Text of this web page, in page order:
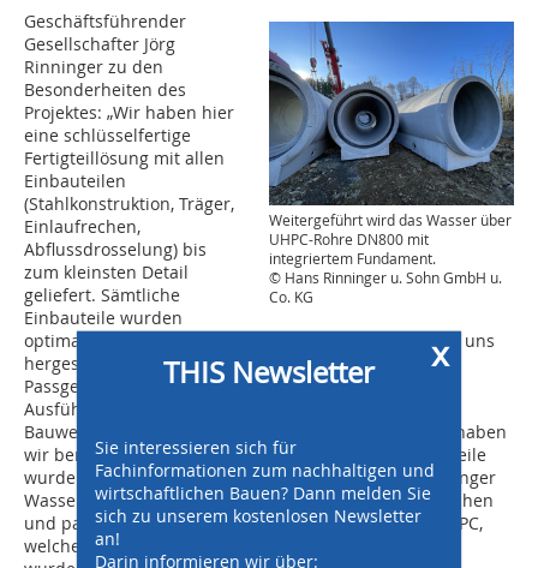
Weitergeführt wird das Wasser über
UHPC-Rohre DN800 mit
integriertem Fundament.
© Hans Rinninger u. Sohn GmbH u.
Co. KG
Geschäftsführender
Gesellschafter Jörg
Rinninger zu den
Besonderheiten des
Projektes: „Wir haben hier
eine schlüsselfertige
Fertigteillösung mit allen
Einbauteilen
(Stahlkonstruktion, Träger,
Einlaufrechen,
Abflussdrosselung) bis
zum kleinsten Detail
geliefert. Sämtliche
Einbauteile wurden
optimal aufeinander abgestimmt und größtenteils bei uns
hergestellt. Dadurch erreichen wir eine hohe
Passgenauigkeit und eine sehr hochwertige
Ausführungsqualität. Auch das statische Konzept des
Bauwerks, sowie die spezielle Gründung auf Pfählen, haben
wir bereits von der Planung an mit begleitet. Die Bauteile
wurden aus Hochleistungsbeton C 60/75 mit sehr geringer
Wassereindringtiefe, hochwertigen Sichtbetonoberflächen
und passend zu den speziellen Fußrohren DN 800 UHPC,
welche ebenfalls auf eine Pfahlgründung aufgelagert
x
THIS Newsletter
Sie interessieren sich für
Fachinformationen zum nachhaltigen und
wirtschaftlichen Bauen? Dann melden Sie
sich zu unserem kostenlosen Newsletter
an!
Darin informieren wir über: